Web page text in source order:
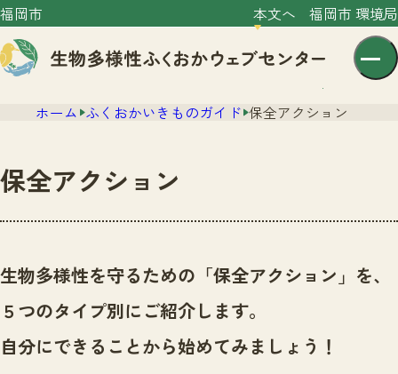
福岡市 本文へ 福岡市 環境局
センター紹介
センター紹介TOP
サイトポリシー
ニュース
ニュースTOP
市の取組み
いきものガイド
ホーム ふくおかいきものガイド 保全アクション
保全アクション
生物多様性を守るための「保全アクション」を、
５つのタイプ別にご紹介します。
自分にできることから始めてみましょう！